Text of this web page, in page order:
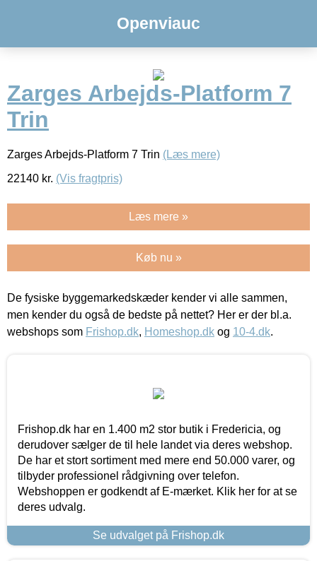
Openviauc
Zarges Arbejds-Platform 7
Trin
Zarges Arbejds-Platform 7 Trin (Læs mere)
22140 kr. (Vis fragtpris)
Læs mere »
Køb nu »
De fysiske byggemarkedskæder kender vi alle sammen,
men kender du også de bedste på nettet? Her er der bl.a.
webshops som Frishop.dk, Homeshop.dk og 10-4.dk.
Frishop.dk har en 1.400 m2 stor butik i Fredericia, og
derudover sælger de til hele landet via deres webshop.
De har et stort sortiment med mere end 50.000 varer, og
tilbyder professionel rådgivning over telefon.
Webshoppen er godkendt af E-mærket. Klik her for at se
deres udvalg.
Se udvalget på Frishop.dk